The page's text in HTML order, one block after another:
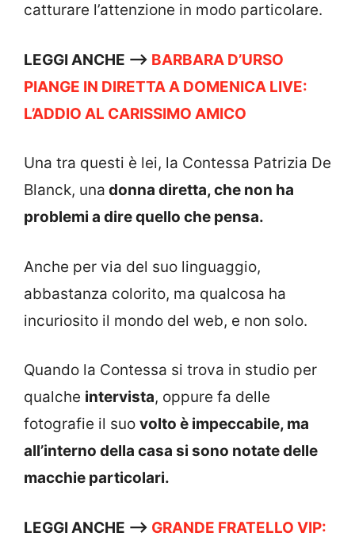
catturare l’attenzione in modo particolare.
LEGGI ANCHE —-> BARBARA D’URSO
PIANGE IN DIRETTA A DOMENICA LIVE:
L’ADDIO AL CARISSIMO AMICO
Una tra questi è lei, la Contessa Patrizia De
Blanck, una donna diretta, che non ha
problemi a dire quello che pensa.
Anche per via del suo linguaggio,
abbastanza colorito, ma qualcosa ha
incuriosito il mondo del web, e non solo.
Quando la Contessa si trova in studio per
qualche intervista, oppure fa delle
fotografie il suo volto è impeccabile, ma
all’interno della casa si sono notate delle
macchie particolari.
LEGGI ANCHE —-> GRANDE FRATELLO VIP: